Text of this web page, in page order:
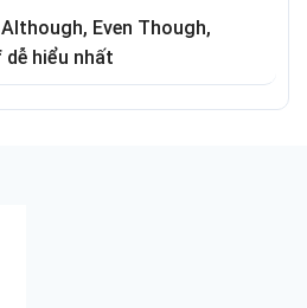
Even Though,
dễ hiểu nhất